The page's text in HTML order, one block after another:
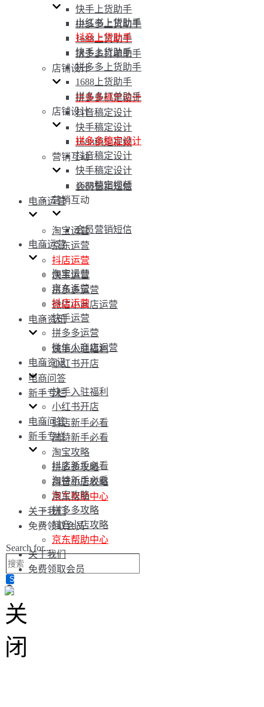
快手上货助手
拼多多上货助手
1688上货助手
拼多多打单助手
店铺设计
拼多多稿定设计
抖音稿定设计
快手稿定设计
1688稿定视频
营销互动
会员营销短信
电商运营
淘宝运营
京东运营
抖店运营
快手运营
拼多多运营
微信小商店运营
电商资讯
快手入驻福利
小红书开店
电商问答
新手专栏
抖店新手必看
淘特新手必看
淘宝攻略
拼多多攻略
抖音小店攻略
京东帮助中心
关于我们
免费领取会员
Search for...
小红书上货助手
抖音上货助手
快手上货助手
拼多多上货助手
1688上货助手
拼多多打单助手
店铺设计
拼多多稿定设计
抖音稿定设计
快手稿定设计
1688稿定视频
营销互动
会员营销短信
电商运营
淘宝运营
京东运营
抖店运营
快手运营
拼多多运营
微信小商店运营
电商资讯
快手入驻福利
小红书开店
电商问答
新手专栏
抖店新手必看
淘特新手必看
淘宝攻略
拼多多攻略
抖音小店攻略
京东帮助中心
关于我们
免费领取会员